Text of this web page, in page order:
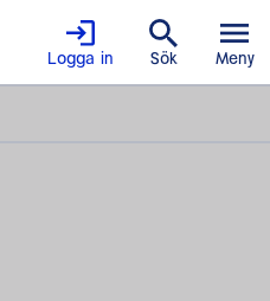
Logga in Sök Meny